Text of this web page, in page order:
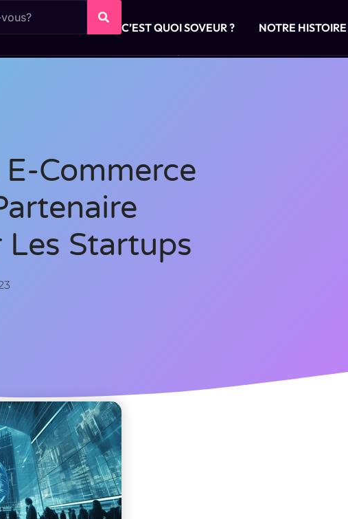
C’EST QUOI SOVEUR ? NOTRE HISTOIRE
Commerce
Startups